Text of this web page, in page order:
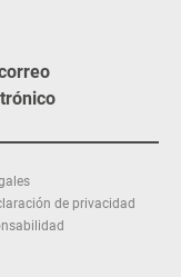
de privacidad